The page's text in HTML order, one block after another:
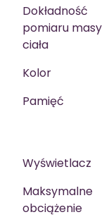
Dokładność
pomiaru masy
ciała
Kolor
Pamięć
Wyświetlacz
Maksymalne
obciążenie